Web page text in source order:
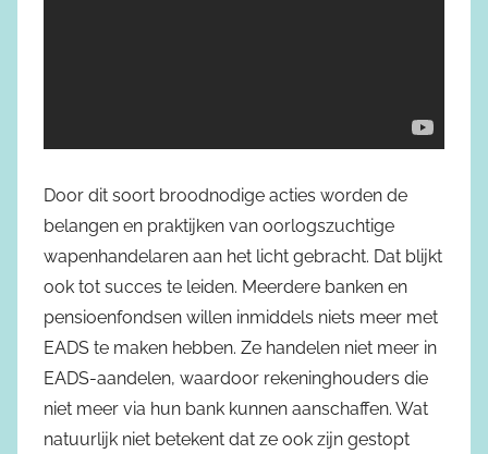
Door dit soort broodnodige acties worden de
belangen en praktijken van oorlogszuchtige
wapenhandelaren aan het licht gebracht. Dat blijkt
ook tot succes te leiden. Meerdere banken en
pensioenfondsen willen inmiddels niets meer met
EADS te maken hebben. Ze handelen niet meer in
EADS-aandelen, waardoor rekeninghouders die
niet meer via hun bank kunnen aanschaffen. Wat
natuurlijk niet betekent dat ze ook zijn gestopt